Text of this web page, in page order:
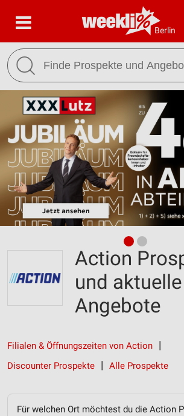
Berlin
Action
und aktuelle
Angebote
Filialen & Öffnungszeiten von Action
Discounter Prospekte
Alle Prospekte
Für welchen Ort möchtest du die Action